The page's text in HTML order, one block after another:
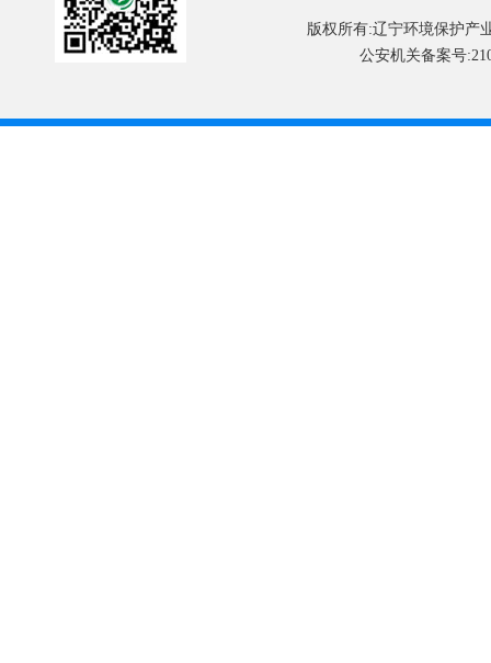
版权所有:辽宁环境保护产
公安机关备案号